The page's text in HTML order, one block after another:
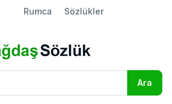
Rumca Sözlükler